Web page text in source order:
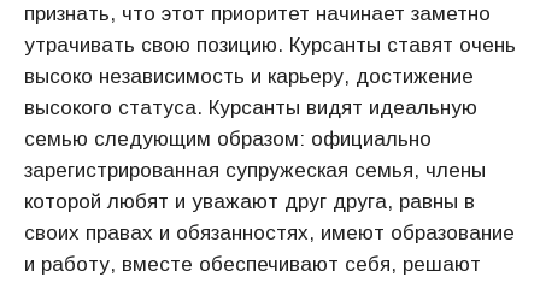
признать, что этот приоритет начинает заметно
утрачивать свою позицию. Курсанты ставят очень
высоко независимость и карьеру, достижение
высокого статуса. Курсанты видят идеальную
семью следующим образом: официально
зарегистрированная супружеская семья, члены
которой любят и уважают друг друга, равны в
своих правах и обязанностях, имеют образование
и работу, вместе обеспечивают себя, решают